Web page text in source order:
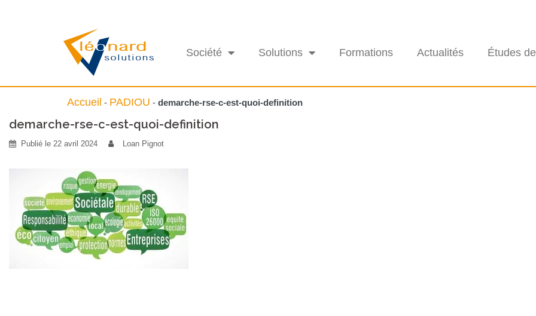
Société Solutions Formations Actualités Études
Accueil - PADIOU - demarche-rse-c-est-quoi-definition
demarche-rse-c-est-quoi-definition
Publié le 22 avril 2024 Loan Pignot